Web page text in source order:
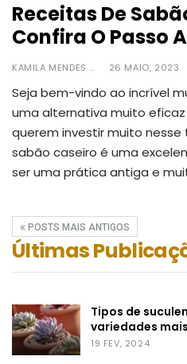
Receitas De
Confira O Passo
KAMILA MENDES 26 MAIO, 2023
Seja bem-vindo ao incrível
uma alternativa muito
querem investir muito
sabão caseiro é uma
ser uma prática antiga e
POSTS MAIS ANTIGOS
Últimas
Tipos de
variedades
19 FEV, 2024